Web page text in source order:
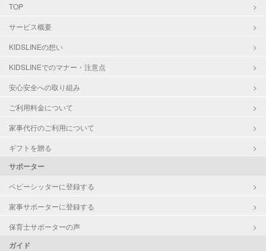
TOP
サービス概要
KIDSLINEの想い
KIDSLINEでのマナー・注意点
安心安全への取り組み
ご利用料金について
家事代行のご利用について
ギフトを贈る
サポーター
ベビーシッターに登録する
家事サポーターに登録する
保育士サポーターの声
ガイド